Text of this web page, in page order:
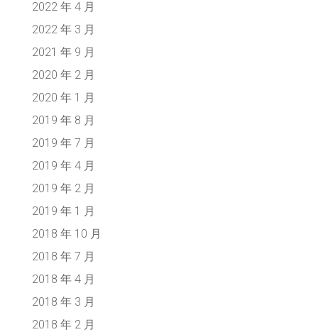
2022 年 4 月
2022 年 3 月
2021 年 9 月
2020 年 2 月
2020 年 1 月
2019 年 8 月
2019 年 7 月
2019 年 4 月
2019 年 2 月
2019 年 1 月
2018 年 10 月
2018 年 7 月
2018 年 4 月
2018 年 3 月
2018 年 2 月